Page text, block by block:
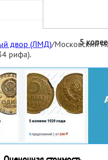
5
двор (ЛМД)/Московский
рифа).